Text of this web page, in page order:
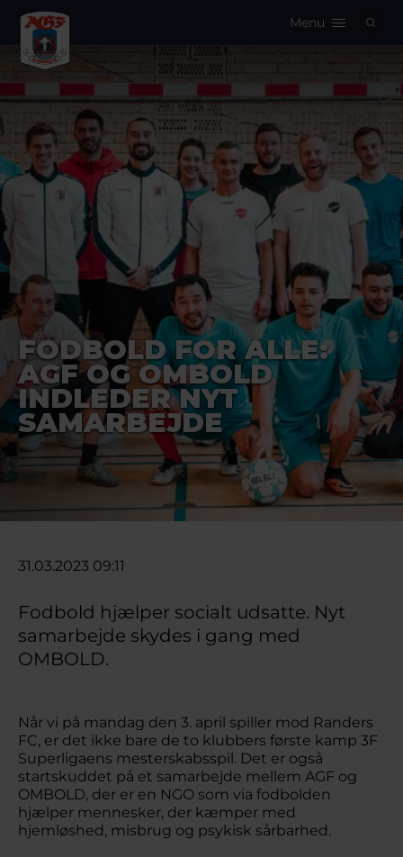
Logo
Menu
FODBOLD FOR ALLE:
AGF OG OMBOLD
INDLEDER NYT
SAMARBEJDE
31.03.2023 09:11
Fodbold hjælper socialt udsatte. Nyt
samarbejde skydes i gang med
OMBOLD.
Når vi på mandag den 3. april spiller mod Randers
FC, er det ikke bare de to klubbers første kamp 3F
Superligaens mesterskabsspil. Det er også
startskuddet på et samarbejde mellem AGF og
OMBOLD, der er en NGO som via fodbolden
hjælper mennesker, der kæmper med
hjemløshed, misbrug og psykisk sårbarhed.